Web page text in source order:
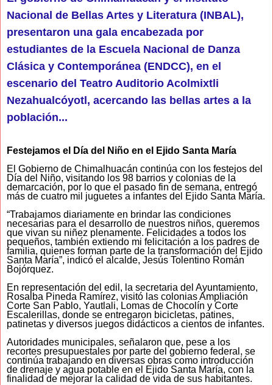
Nacional de Bellas Artes y Literatura (INBAL),
presentaron una gala encabezada por
estudiantes de la Escuela Nacional de Danza
Clásica y Contemporánea (ENDCC), en el
escenario del Teatro Auditorio Acolmixtli
Nezahualcóyotl, acercando las bellas artes a la
población...
Festejamos el Día del Niño en el Ejido Santa María
El Gobierno de Chimalhuacán continúa con los festejos del
Día del Niño, visitando los 98 barrios y colonias de la
demarcación, por lo que el pasado fin de semana, entregó
más de cuatro mil juguetes a infantes del Ejido Santa María.
“Trabajamos diariamente en brindar las condiciones
necesarias para el desarrollo de nuestros niños, queremos
que vivan su niñez plenamente. Felicidades a todos los
pequeños, también extiendo mi felicitación a los padres de
familia, quienes forman parte de la transformación del Ejido
Santa María”, indicó el alcalde, Jesús Tolentino Román
Bojórquez.
En representación del edil, la secretaria del Ayuntamiento,
Rosalba Pineda Ramírez, visitó las colonias Ampliación
Corte San Pablo, Yautlali, Lomas de Chocolín y Corte
Escalerillas, donde se entregaron bicicletas, patines,
patinetas y diversos juegos didácticos a cientos de infantes.
Autoridades municipales, señalaron que, pese a los
recortes presupuestales por parte del gobierno federal, se
continúa trabajando en diversas obras como introducción
de drenaje y agua potable en el Ejido Santa María, con la
finalidad de mejorar la calidad de vida de sus habitantes.